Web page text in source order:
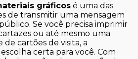
gráficos é uma das
de transmitir uma mensagem
Se você precisa imprimir
ou até mesmo uma
cartões de visita, a
certa para você. Com